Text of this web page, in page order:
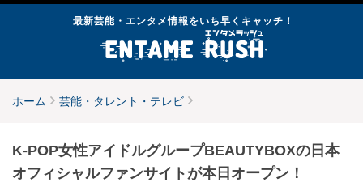
最新芸能・エンタメ情報をいち早くキャッチ！
ホーム 芸能・タレント・テレビ
K-POP女性アイドルグループBEAUTYBOXの日本
オフィシャルファンサイトが本日オープン！